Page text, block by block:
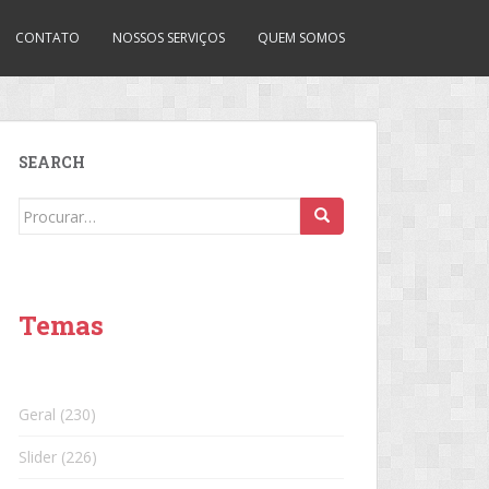
CONTATO NOSSOS SERVIÇOS QUEM SOMOS
SEARCH
Search
Temas
Geral (230)
Slider (226)